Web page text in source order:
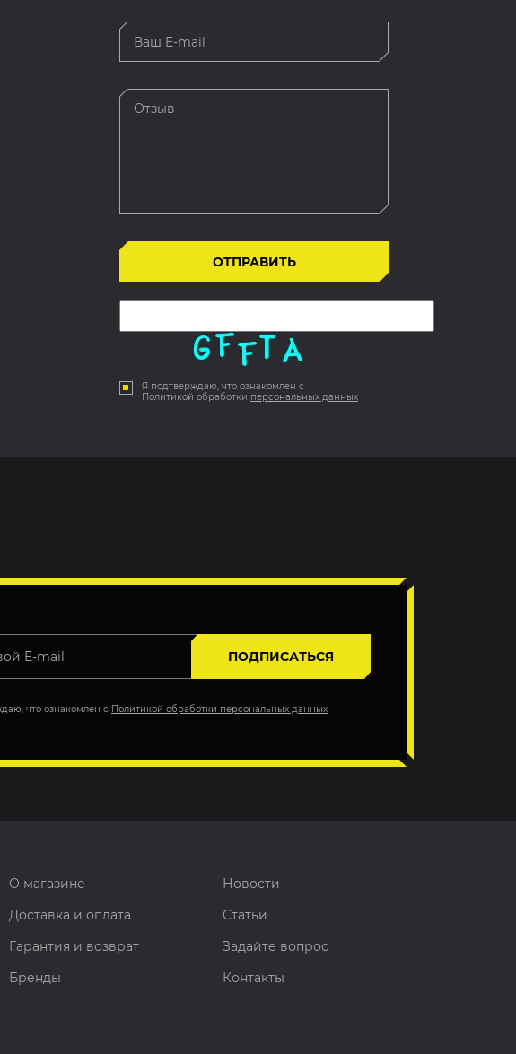
Я подтверждаю, что ознакомлен с
Политикой обработки персональных данных
ПОДПИСАТЬСЯ
что ознакомлен с Политикой обработки персональных данных
О магазине
Новости
Доставка и оплата
Статьи
Гарантия и возврат
Задайте вопрос
Бренды
Контакты